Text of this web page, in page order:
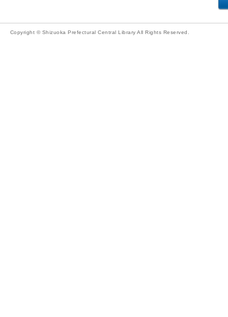
Copyright © Shizuoka Prefectural Central Library All Rights Reserved.